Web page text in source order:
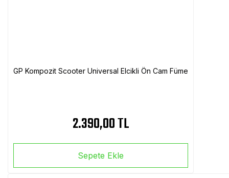
GP Kompozit Scooter Universal Elcikli Ön Cam Füme
2.390,00 TL
Sepete Ekle